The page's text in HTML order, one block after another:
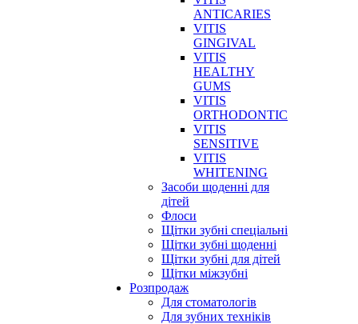
ANTICARIES
VITIS
GINGIVAL
VITIS
HEALTHY
GUMS
VITIS
ORTHODONTIC
VITIS
SENSITIVE
VITIS
WHITENING
Засоби щоденні для
дітей
Флоси
Щітки зубні спеціальні
Щітки зубні щоденні
Щітки зубні для дітей
Щітки міжзубні
Розпродаж
Для стоматологів
Для зубних техніків